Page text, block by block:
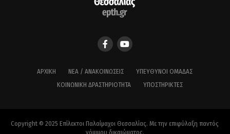
ΑΡΧΙΚΉ ΝΈΑ / ΑΝΑΚΟΙΝΏΣΕΙΣ
ΥΠΕΎΘΥΝΟΙ ΟΜΆΔΑΣ
ΚΟΙΝΩΝΙΚΉ ΔΡΑΣΤΗΡΙΌΤΗΤΑ
ΥΠΟΣΤΗΡΙΚΤΈΣ
Copyright © 2025 Επίλεκτοι Παλαίμαχοι Θεσσαλίας. Με την επιφύλαξη παντός
νόμιμου δικαιώματος.